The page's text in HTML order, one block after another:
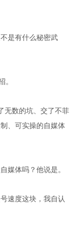
是有什么秘密武
。
无数的坑、交了不菲
、可实操的自媒体
媒体吗？他说是。
速度这块，我自认